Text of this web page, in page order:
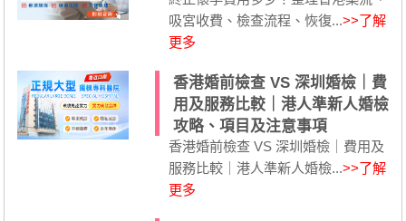
吸宮收費、檢查流程、恢復...>>了解
更多
香港婚前檢查 VS 深圳婚檢｜費
用及服務比較｜港人準新人婚檢
攻略、項目及注意事項
香港婚前檢查 VS 深圳婚檢｜費用及
服務比較｜港人準新人婚檢...>>了解
更多